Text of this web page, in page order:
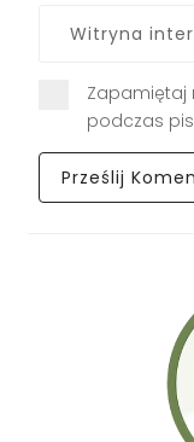
Zapamiętaj
podczas